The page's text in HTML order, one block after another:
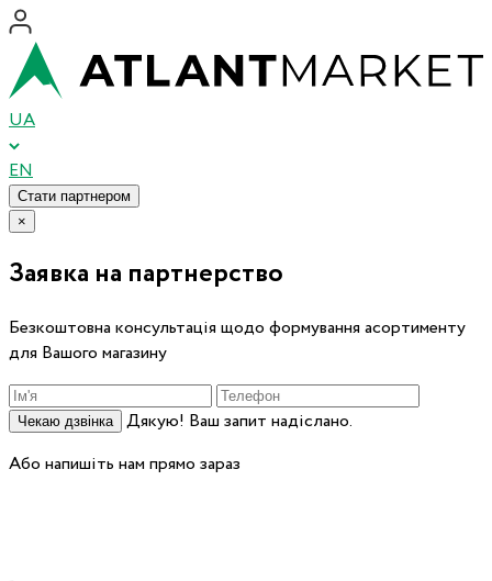
UA
EN
Стати партнером
×
Заявка на партнерство
Безкоштовна консультація щодо формування асортименту
для Вашого магазину
Чекаю дзвінка
Дякую! Ваш запит надіслано.
Або напишіть нам прямо зараз